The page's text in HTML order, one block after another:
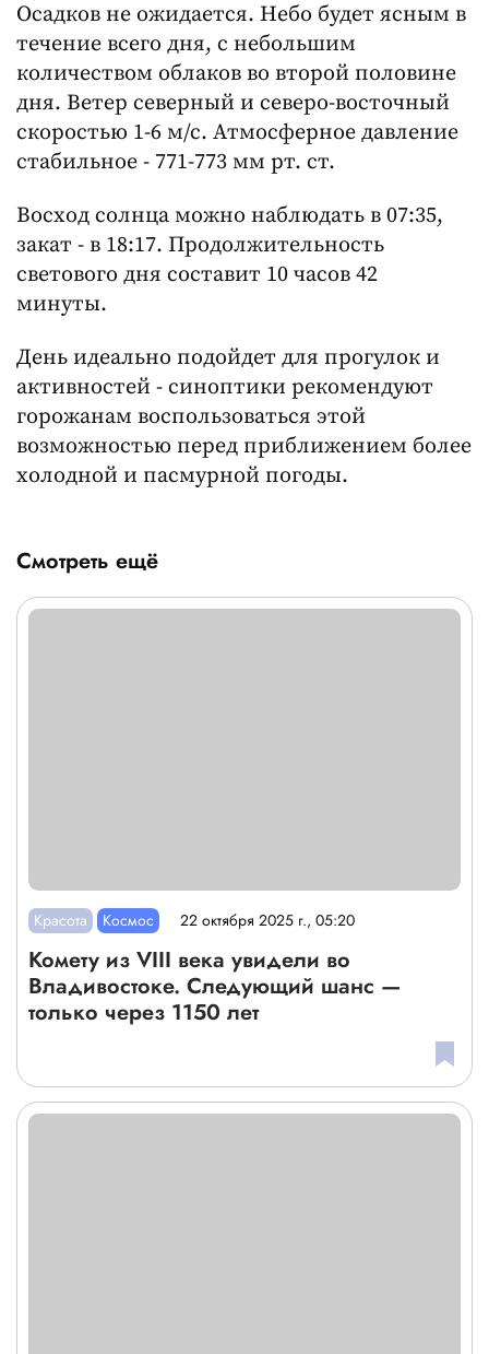
Осадков не ожидается. Небо будет ясным в
течение всего дня, с небольшим
количеством облаков во второй половине
дня. Ветер северный и северо-восточный
скоростью 1-6 м/с. Атмосферное давление
стабильное - 771-773 мм рт. ст.
Восход солнца можно наблюдать в 07:35,
закат - в 18:17. Продолжительность
светового дня составит 10 часов 42
минуты.
День идеально подойдет для прогулок и
активностей - синоптики рекомендуют
горожанам воспользоваться этой
возможностью перед приближением более
холодной и пасмурной погоды.
Смотреть ещё
Красота Космос 22 октября 2025 г., 05:20
Комету из VIII века увидели во
Владивостоке. Следующий шанс —
только через 1150 лет